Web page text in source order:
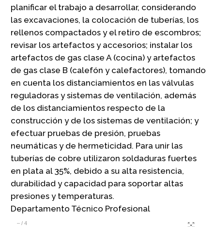
planificar el trabajo a desarrollar, considerando
las excavaciones, la colocación de tuberías, los
rellenos compactados y el retiro de escombros;
revisar los artefactos y accesorios; instalar los
artefactos de gas clase A (cocina) y artefactos
de gas clase B (calefón y calefactores), tomando
en cuenta los distanciamientos en las válvulas
reguladoras y sistemas de ventilación, además
de los distanciamientos respecto de la
construcción y de los sistemas de ventilación; y
efectuar pruebas de presión, pruebas
neumáticas y de hermeticidad. Para unir las
tuberías de cobre utilizaron soldaduras fuertes
en plata al 35%, debido a su alta resistencia,
durabilidad y capacidad para soportar altas
presiones y temperaturas.
Departamento Técnico Profesional
– /4